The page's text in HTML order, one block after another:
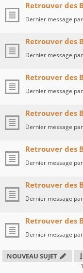
Retrouver des
Dernier message par
Retrouver des
Dernier message par
Retrouver des
Dernier message par
Retrouver des
Dernier message par
Retrouver des
Dernier message par
Retrouver des
Dernier message par
Retrouver des
Dernier message par
NOUVEAU SUJET